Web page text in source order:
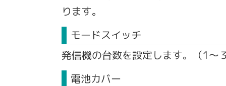
ります。
モードスイッチ
発信機の台数を設定します。（1〜
電池カバー